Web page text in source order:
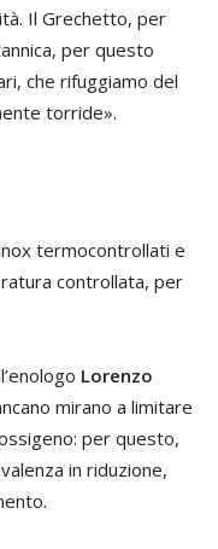
Il Grechetto, per
per questo
che rifuggiamo del
torride».
termocontrollati e
controllata, per
Lorenzo
mirano a limitare
per questo,
in riduzione,